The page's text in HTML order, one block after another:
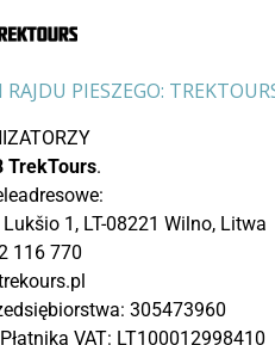
PIESZEGO:
TrekTours.
Lukšio 1, LT-08221 Wilno, Litwa
116 770
305473960
VAT: LT100012998410